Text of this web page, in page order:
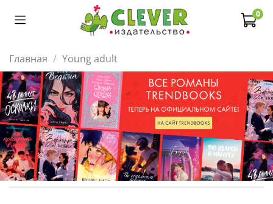
0
Главная Young adult